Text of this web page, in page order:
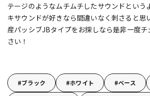
テージのようなムチムチしたサウンドという
キサウンドが好きなら間違いなく刺さると思
産パッシブJBタイプをお探しなら是非一度
さい！
ブラック ホワイト ベース